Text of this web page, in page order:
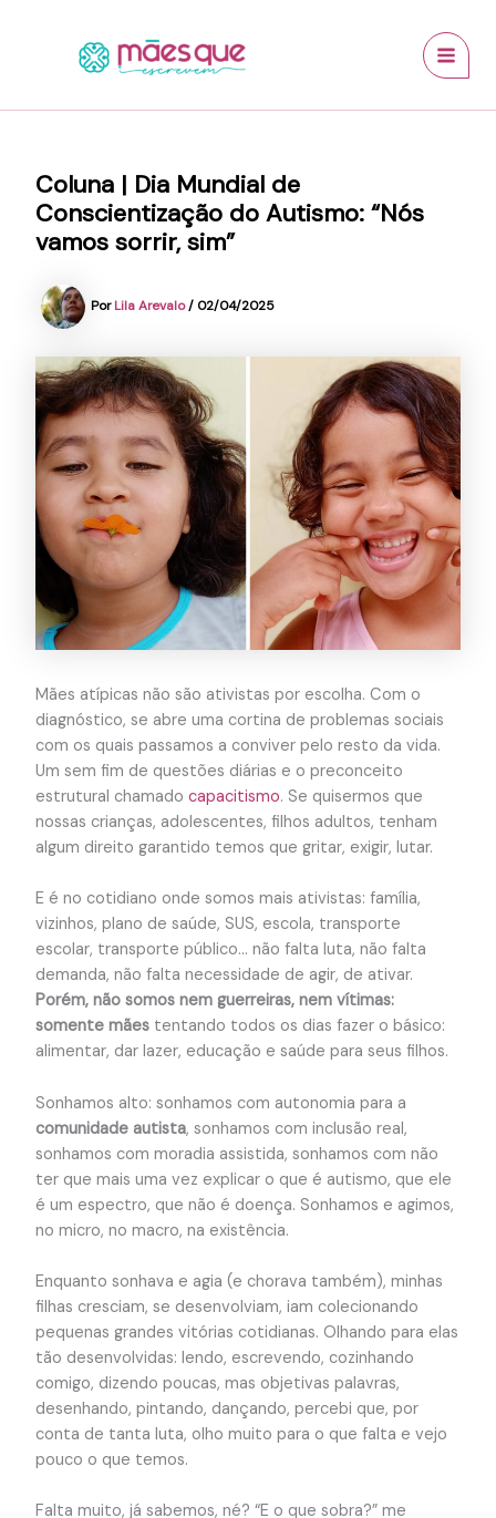
Coluna | Dia Mundial de
Conscientização do Autismo: “Nós
vamos sorrir, sim”
PorLila Arevalo/ 02/04/2025
Mães atípicas não são ativistas por escolha. Com o
diagnóstico, se abre uma cortina de problemas sociais
com os quais passamos a conviver pelo resto da vida.
Um sem fim de questões diárias e o preconceito
estrutural chamado capacitismo. Se quisermos que
nossas crianças, adolescentes, filhos adultos, tenham
algum direito garantido temos que gritar, exigir, lutar.
E é no cotidiano onde somos mais ativistas: família,
vizinhos, plano de saúde, SUS, escola, transporte
escolar, transporte público… não falta luta, não falta
demanda, não falta necessidade de agir, de ativar.
Porém, não somos nem guerreiras, nem vítimas:
somente mãestentando todos os dias fazer o básico:
alimentar, dar lazer, educação e saúde para seus filhos.
Sonhamos alto: sonhamos com autonomia para a
comunidade autista, sonhamos com inclusão real,
sonhamos com moradia assistida, sonhamos com não
ter que mais uma vez explicar o que é autismo, que ele
é um espectro, que não é doença. Sonhamos e agimos,
no micro, no macro, na existência.
Enquanto sonhava e agia (e chorava também), minhas
filhas cresciam, se desenvolviam, iam colecionando
pequenas grandes vitórias cotidianas. Olhando para elas
tão desenvolvidas: lendo, escrevendo, cozinhando
comigo, dizendo poucas, mas objetivas palavras,
desenhando, pintando, dançando, percebi que, por
conta de tanta luta, olho muito para o que falta e vejo
pouco o que temos.
Falta muito, já sabemos, né? “E o que sobra?” me